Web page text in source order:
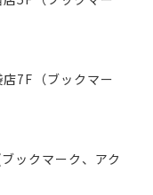
7F（ブックマー
ックマーク、アク